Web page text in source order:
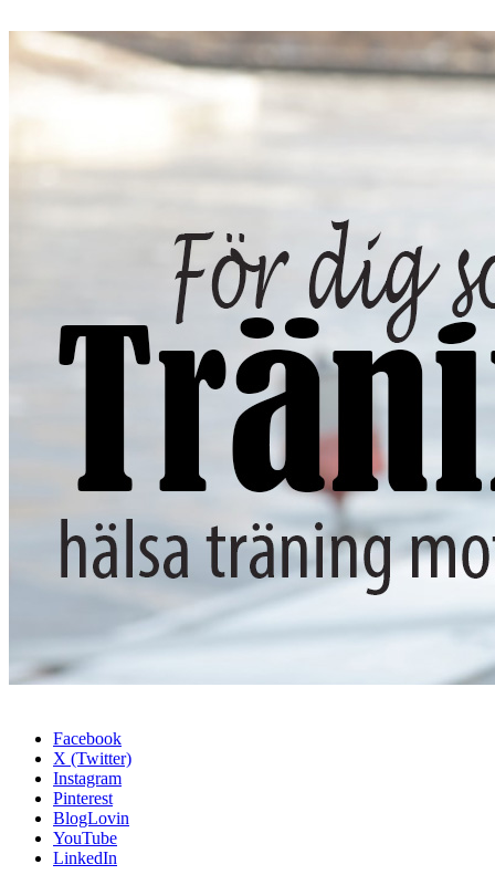
Facebook
X (Twitter)
Instagram
Pinterest
BlogLovin
YouTube
LinkedIn